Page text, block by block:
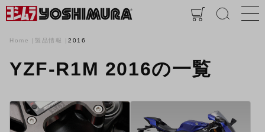
Home 製品情報 2016
YZF-R1M 2016の一覧